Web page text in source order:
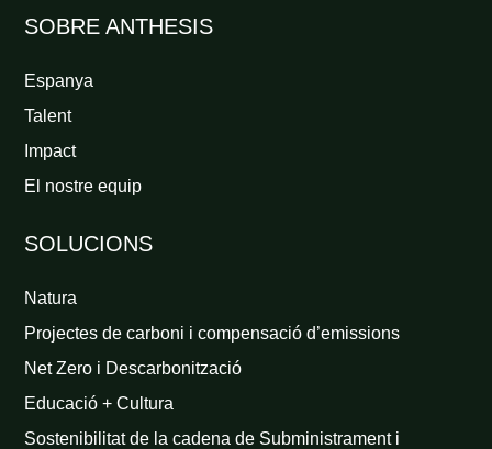
SOBRE ANTHESIS
Espanya
Talent
Impact
El nostre equip
SOLUCIONS
Natura
Projectes de carboni i compensació d’emissions
Net Zero i Descarbonització
Educació + Cultura
Sostenibilitat de la cadena de Subministrament i